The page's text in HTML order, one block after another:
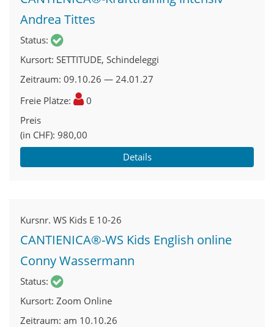
Andrea Tittes
Status
Kursort SETTITUDE, Schindeleggi
Zeitraum 09.10.26 — 24.01.27
Freie Plätze
0
Preis
(in CHF) 980,00
Details
Kursnr. WS Kids E 10-26
CANTIENICA®-WS Kids English online
Conny Wassermann
Status
Kursort Zoom Online
Zeitraum am 10.10.26